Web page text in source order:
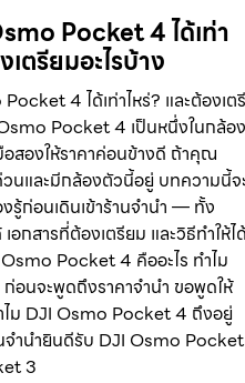
Pocket 4 ได้เท่า
เตรียมอะไรบ้าง
4 ได้เท่าไหร่? และต้องเตรี
Pocket 4 เป็นหนึ่งในกล้อง
สองให้ราคาค่อนข้างดี ถ้าคุณ
นและมีกล้องตัวนี้อยู่ บทความนี้จ
ก่อนเดินเข้าร้านจำนำ — ทั้ง
อกสารที่ต้องเตรียม และวิธีทำให้ไ
Pocket 4 คืออะไร ทำไม
ก่อนจะพูดถึงราคาจำนำ ขอพูดให้
ไม DJI Osmo Pocket 4 ถึงอยู่
จำนำยินดีรับ DJI Osmo Pocket
3